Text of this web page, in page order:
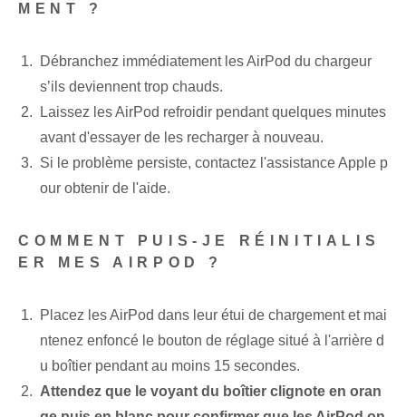
MENT ?
Débranchez immédiatement les AirPod du chargeur
s’ils deviennent trop chauds.
Laissez les AirPod refroidir pendant quelques minutes
avant d'essayer de les recharger à nouveau.
Si le problème persiste,‌ contactez l'assistance Apple‍ p
our obtenir de l'aide.
COMMENT PUIS-JE RÉINITIALIS
ER MES AIRPOD ?
Placez les AirPod dans leur étui de chargement et mai
ntenez enfoncé le bouton de réglage situé à l'arrière d
u boîtier pendant au moins 15 secondes.
Attendez que le voyant du boîtier clignote en oran